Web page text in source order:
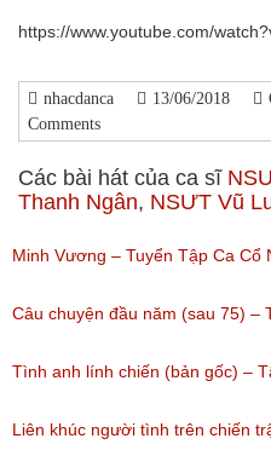
https://www.youtube.com/
nhacdanca 13/06/2018
Comments
Các bài hát của ca sĩ
Thanh Ngân, NSƯT Vũ
Minh Vương – Tuyển Tập Ca
(Lượt nghe: 481)
Câu chuyện đầu năm (sau 75) –
557)
Tình anh lính chiến (bản gốc) –
786)
Liên khúc người tình trên chiến